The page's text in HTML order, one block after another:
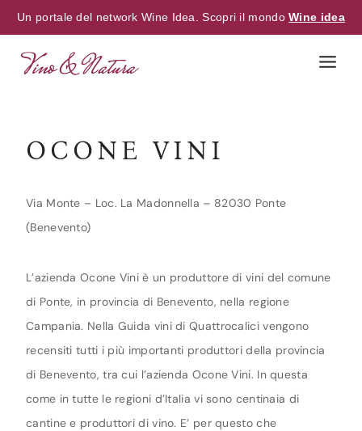
Un portale del network Wine Idea. Scopri il mondoWine idea
OCONE VINI
Via Monte – Loc. La Madonnella – 82030 Ponte
(Benevento)
L’azienda Ocone Vini è un produttore di vini del comune
di Ponte, in provincia di Benevento, nella regione
Campania. Nella Guida vini di Quattrocalici vengono
recensiti tutti i più importanti produttori della provincia
di Benevento, tra cui l’azienda Ocone Vini. In questa
come in tutte le regioni d’Italia vi sono centinaia di
cantine e produttori di vino. E’ per questo che